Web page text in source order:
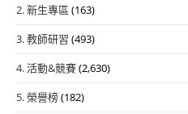
2. 新生專區 (163)
3. 教師研習 (493)
4. 活動&競賽(2,630)
5. 榮譽榜(182)